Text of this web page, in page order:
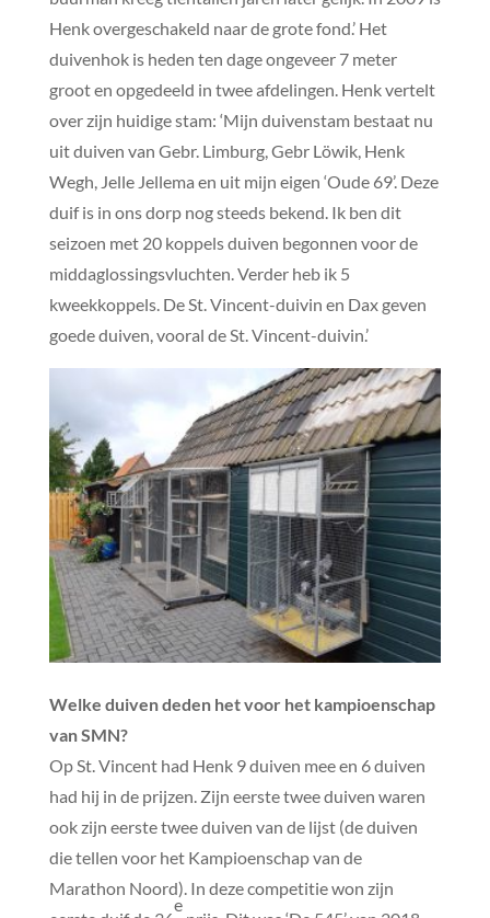
Henk overgeschakeld naar de grote fond.’ Het
duivenhok is heden ten dage ongeveer 7 meter
groot en opgedeeld in twee afdelingen. Henk vertelt
over zijn huidige stam: ‘Mijn duivenstam bestaat nu
uit duiven van Gebr. Limburg, Gebr Löwik, Henk
Wegh, Jelle Jellema en uit mijn eigen ‘Oude 69’. Deze
duif is in ons dorp nog steeds bekend. Ik ben dit
seizoen met 20 koppels duiven begonnen voor de
middaglossingsvluchten. Verder heb ik 5
kweekkoppels. De St. Vincent-duivin en Dax geven
goede duiven, vooral de St. Vincent-duivin.’
Welke duiven deden het voor het kampioenschap
van SMN?
Op St. Vincent had Henk 9 duiven mee en 6 duiven
had hij in de prijzen. Zijn eerste twee duiven waren
ook zijn eerste twee duiven van de lijst (de duiven
die tellen voor het Kampioenschap van de
Marathon Noord). In deze competitie won zijn
e